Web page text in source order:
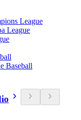
League
League
Baseball